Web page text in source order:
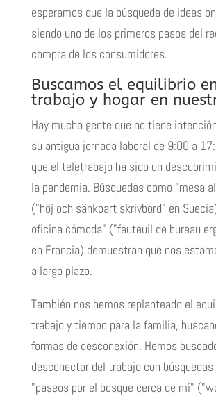
esperamos que la búsqueda de ideas
siendo uno de los primeros pasos del
compra de los consumidores.
Buscamos el equilibrio
trabajo y hogar en
Hay mucha gente que no tiene
su antigua jornada laboral de 9:00 a
que el teletrabajo ha sido un
la pandemia. Búsquedas como "mesa
("höj och sänkbart skrivbord" en
oficina cómoda" ("fauteuil de bureau
en Francia) demuestran que nos
a largo plazo.
También nos hemos replanteado el
trabajo y tiempo para la familia,
formas de desconexión. Hemos
desconectar del trabajo con búsquedas
"paseos por el bosque cerca de mí"